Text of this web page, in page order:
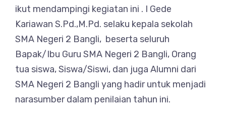
ikut mendampingi kegiatan ini . I Gede
Kariawan S.Pd.,M.Pd. selaku kepala sekolah
SMA Negeri 2 Bangli, beserta seluruh
Bapak/Ibu Guru SMA Negeri 2 Bangli, Orang
tua siswa, Siswa/Siswi, dan juga Alumni dari
SMA Negeri 2 Bangli yang hadir untuk menjadi
narasumber dalam penilaian tahun ini.